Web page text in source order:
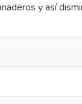
y así